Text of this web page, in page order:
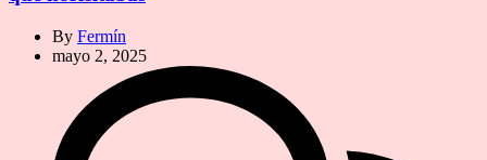
By Fermín
mayo 2, 2025